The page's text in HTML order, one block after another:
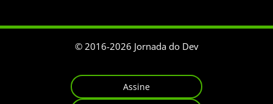
© 2016-2026 Jornada do Dev
Assine